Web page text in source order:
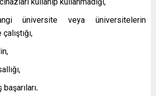
üniversite veya üniversitelerin
.